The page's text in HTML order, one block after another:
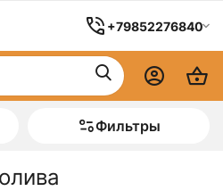
+79852276840
Фильтры